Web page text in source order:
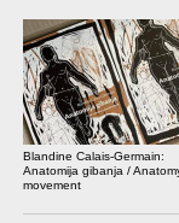
Blandine Calais-Germain:
Anatomija gibanja /
movement